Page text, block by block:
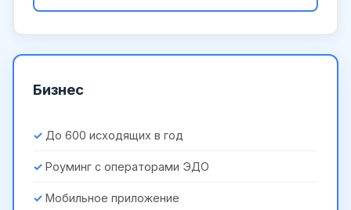
Бизнес
До 600 исходящих в год
Роуминг с операторами ЭДО
Мобильное приложение